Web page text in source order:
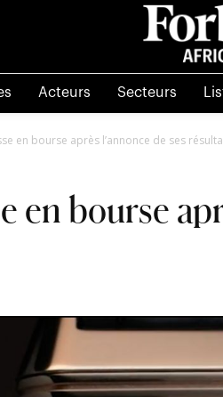
Acteurs Secteurs
en bourse après l’annonce de ses
en bourse